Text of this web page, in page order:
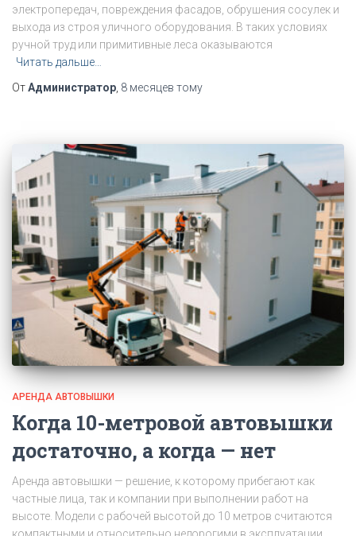
электропередач, повреждения фасадов, обрушения сосулек и
выхода из строя уличного оборудования. В таких условиях
ручной труд или примитивные леса оказываются
Читать дальше…
ОтАдминистратор, 8 месяцев тому
АРЕНДА АВТОВЫШКИ
Когда 10-метровой автовышки
достаточно, а когда — нет
Аренда автовышки — решение, к которому прибегают как
частные лица, так и компании при выполнении работ на
высоте. Модели с рабочей высотой до 10 метров считаются